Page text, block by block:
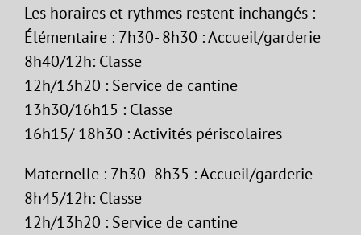
Les horaires et rythmes restent inchangés :
Élémentaire : 7h30- 8h30 : Accueil/garderie
8h40/12h: Classe
12h/13h20 : Service de cantine
13h30/16h15 : Classe
16h15/ 18h30 : Activités périscolaires
Maternelle : 7h30- 8h35 : Accueil/garderie
8h45/12h: Classe
12h/13h20 : Service de cantine